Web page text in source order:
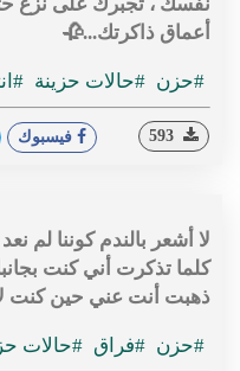
أعماق ذاكرتك...🥀
#حزن #حالات حزينة
فيسبوك
‏لا أشعر بالندم كوننا لم
كلما تذكرت أني كنت
ذهبت أنت عني حين كنت
#حزن #فراق #حالات